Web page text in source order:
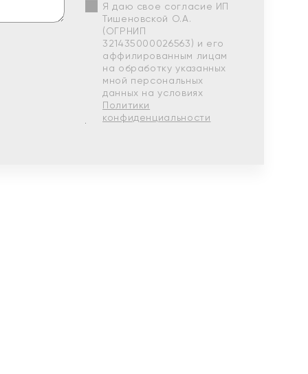
Я даю свое согласие ИП
Тишеновской О.А.
(ОГРНИП
321435000026563) и его
аффилированным лицам
на обработку указанных
мной персональных
данных на условиях
Политики
конфиденциальности